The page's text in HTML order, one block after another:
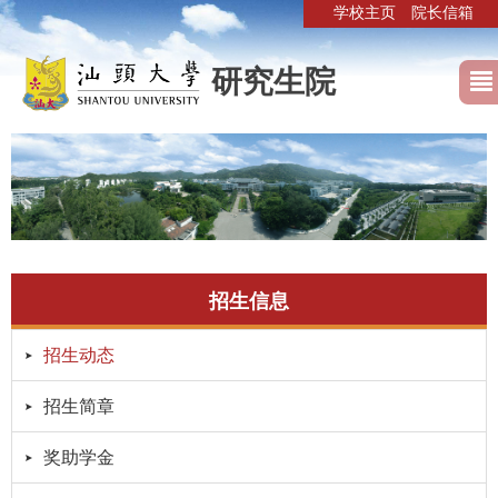
学校主页 院长信箱
研究生院
招生信息
招生动态
招生简章
奖助学金